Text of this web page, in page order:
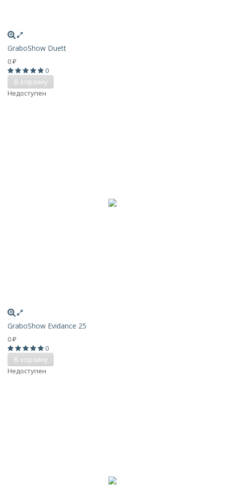
GraboShow Duett
0 ₽
0
В корзину
Недоступен
GraboShow Evidance 25
0 ₽
0
В корзину
Недоступен